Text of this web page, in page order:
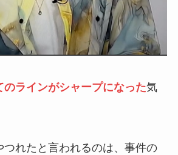
のラインがシャープになった気
つれたと言われるのは、事件の